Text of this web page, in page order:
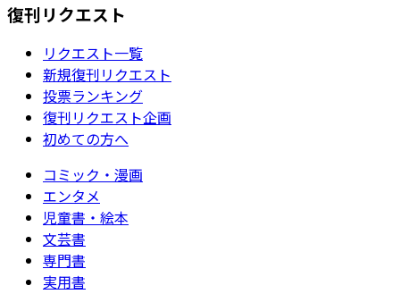
復刊リクエスト
リクエスト一覧
新規復刊リクエスト
投票ランキング
復刊リクエスト企画
初めての方へ
コミック・漫画
エンタメ
児童書・絵本
文芸書
専門書
実用書